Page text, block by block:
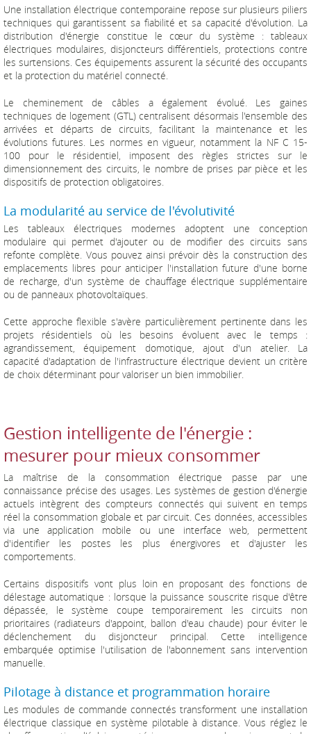
Une installation électrique contemporaine repose sur plusieurs piliers
techniques qui garantissent sa fiabilité et sa capacité d'évolution. La
distribution d'énergie constitue le cœur du système : tableaux
électriques modulaires, disjoncteurs différentiels, protections contre
les surtensions. Ces équipements assurent la sécurité des occupants
et la protection du matériel connecté.
Le cheminement de câbles a également évolué. Les gaines
techniques de logement (GTL) centralisent désormais l'ensemble des
arrivées et départs de circuits, facilitant la maintenance et les
évolutions futures. Les normes en vigueur, notamment la NF C 15-
100 pour le résidentiel, imposent des règles strictes sur le
dimensionnement des circuits, le nombre de prises par pièce et les
dispositifs de protection obligatoires.
La modularité au service de l'évolutivité
Les tableaux électriques modernes adoptent une conception
modulaire qui permet d'ajouter ou de modifier des circuits sans
refonte complète. Vous pouvez ainsi prévoir dès la construction des
emplacements libres pour anticiper l'installation future d'une borne
de recharge, d'un système de chauffage électrique supplémentaire
ou de panneaux photovoltaïques.
Cette approche flexible s'avère particulièrement pertinente dans les
projets résidentiels où les besoins évoluent avec le temps :
agrandissement, équipement domotique, ajout d'un atelier. La
capacité d'adaptation de l'infrastructure électrique devient un critère
de choix déterminant pour valoriser un bien immobilier.
Gestion intelligente de l'énergie :
mesurer pour mieux consommer
La maîtrise de la consommation électrique passe par une
connaissance précise des usages. Les systèmes de gestion d'énergie
actuels intègrent des compteurs connectés qui suivent en temps
réel la consommation globale et par circuit. Ces données, accessibles
via une application mobile ou une interface web, permettent
d'identifier les postes les plus énergivores et d'ajuster les
comportements.
Certains dispositifs vont plus loin en proposant des fonctions de
délestage automatique : lorsque la puissance souscrite risque d'être
dépassée, le système coupe temporairement les circuits non
prioritaires (radiateurs d'appoint, ballon d'eau chaude) pour éviter le
déclenchement du disjoncteur principal. Cette intelligence
embarquée optimise l'utilisation de l'abonnement sans intervention
manuelle.
Pilotage à distance et programmation horaire
Les modules de commande connectés transforment une installation
électrique classique en système pilotable à distance. Vous réglez le